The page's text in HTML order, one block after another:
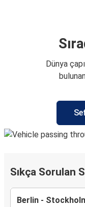
Dünya
Sıkça Sorulan
Berlin -